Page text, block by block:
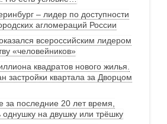
– лидер по доступности
агломераций России
всероссийским лидером
«человейников»
квадратов нового жилья.
застройки квартала за Дворцом
за последние 20 лет время,
однушку на двушку или трёшку